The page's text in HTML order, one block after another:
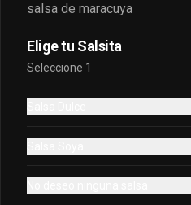
salsa de maracuya
Elige tu Salsita
Seleccione 1